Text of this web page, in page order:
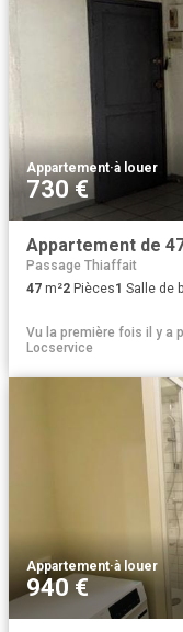
Appartement·à louer
730 €
Appartement de
Passage Thiaffait
47 m²2 Pièces1 Salle de
Vu la première fois il y a
Locservice
Appartement·à louer
940 €